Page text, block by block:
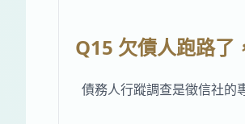
Q15 欠債人跑路了
債務人行蹤調查是徵信社的